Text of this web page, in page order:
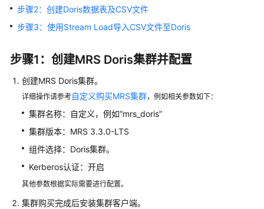
最
实
汇
总
据
分
析
使
用
步骤2：创建Doris数据表及CSV文件
步骤3：使用Stream Load导入CSV文件至Doris
步骤1：创建MRS Doris集群并配置
创建MRS Doris集群。
详细操作请参考自定义购买MRS集群，例如相关参数如下：
集群名称：自定义，例如“mrs_doris”
集群版本：MRS 3.3.0-LTS
组件选择：Doris集群。
Kerberos认证：开启
其他参数根据实际需要进行配置。
集群购买完成后安装集群客户端。